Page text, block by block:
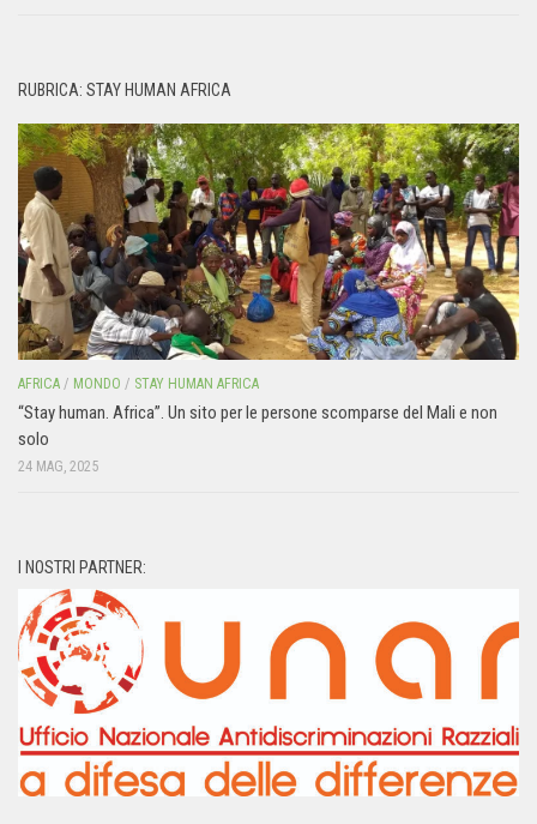
RUBRICA: STAY HUMAN AFRICA
AFRICA / MONDO / STAY HUMAN AFRICA
“Stay human. Africa”. Un sito per le persone scomparse del Mali e non
solo
24 MAG, 2025
I NOSTRI PARTNER: